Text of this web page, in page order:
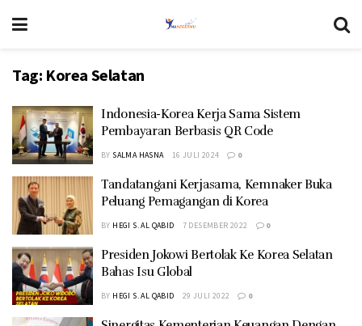
Tag: Korea Selatan
Indonesia-Korea Kerja Sama Sistem
Pembayaran Berbasis QR Code
BY SALMA HASNA 16 JULI 2024 0
Tandatangani Kerjasama, Kemnaker Buka
Peluang Pemagangan di Korea
BY HEGI S. AL QABID 7 DESEMBER 2022 0
Presiden Jokowi Bertolak Ke Korea Selatan
Bahas Isu Global
BY HEGI S. AL QABID 29 JULI 2022 0